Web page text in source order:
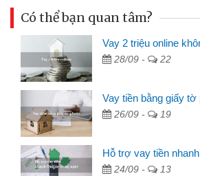
Có thể bạn quan tâm?
Vay 2 triệu online
28/09 - 22
Vay tiền bằng giấy tờ
26/09 - 19
Hỗ trợ vay tiền
24/09 - 13